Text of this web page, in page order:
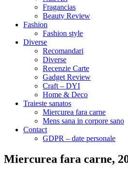
Fragancias
Beauty Review
Fashion
Fashion style
Diverse
Recomandari
Diverse
Recenzie Carte
Gadget Review
Craft – DYI
Home & Deco
Traieste sanatos
Miercurea fara carne
Mens sana in corpore sano
Contact
GDPR – date personale
Miercurea fara carne,